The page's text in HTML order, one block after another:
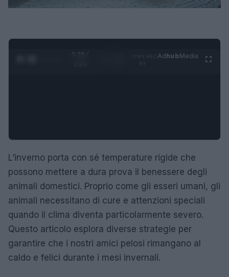
0:29 /
AdhubMedia
L’inverno porta con sé temperature rigide che
possono mettere a dura prova il benessere degli
animali domestici. Proprio come gli esseri umani, gli
animali necessitano di cure e attenzioni speciali
quando il clima diventa particolarmente severo.
Questo articolo esplora diverse strategie per
garantire che i nostri amici pelosi rimangano al
caldo e felici durante i mesi invernali.